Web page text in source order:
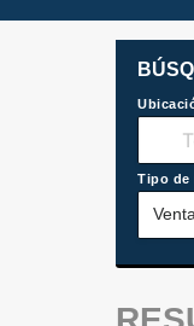
Tipo de